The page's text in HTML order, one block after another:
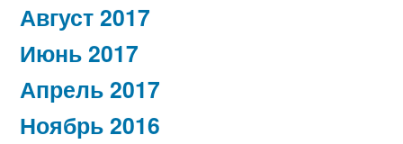
Август 2017
Июнь 2017
Апрель 2017
Ноябрь 2016